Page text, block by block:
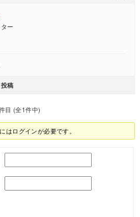
ー
投稿
目 (全1件中)
はログインが必要です。